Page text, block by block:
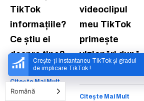
Crește-ți instantaneu TikTok și gradul
de implicare TikTok !
TikTok
informațiile?
Ce știu ei
despre tine?
Citește Mai Mult
videoclipul
meu TikTok
primește
vizionări după
o oră?
Citește Mai Mult
Română